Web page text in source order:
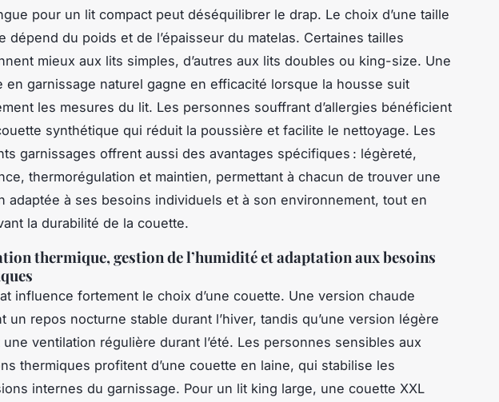
pour un lit compact peut déséquilibrer le drap. Le choix d’une taille
dépend du poids et de l’épaisseur du matelas. Certaines tailles
mieux aux lits simples, d’autres aux lits doubles ou king-size. Une
en garnissage naturel gagne en efficacité lorsque la housse suit
les mesures du lit. Les personnes souffrant d’allergies bénéficient
synthétique qui réduit la poussière et facilite le nettoyage. Les
garnissages offrent aussi des avantages spécifiques : légèreté,
thermorégulation et maintien, permettant à chacun de trouver une
adaptée à ses besoins individuels et à son environnement, tout en
la durabilité de la couette.
thermique, gestion de l’humidité et adaptation aux besoins
influence fortement le choix d’une couette. Une version chaude
un repos nocturne stable durant l’hiver, tandis qu’une version légère
une ventilation régulière durant l’été. Les personnes sensibles aux
thermiques profitent d’une couette en laine, qui stabilise les
internes du garnissage. Pour un lit king large, une couette XXL